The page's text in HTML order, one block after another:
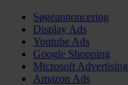
Søgeannoncering
Display Ads
Youtube Ads
Google Shopping
Microsoft Advertising
Amazon Ads